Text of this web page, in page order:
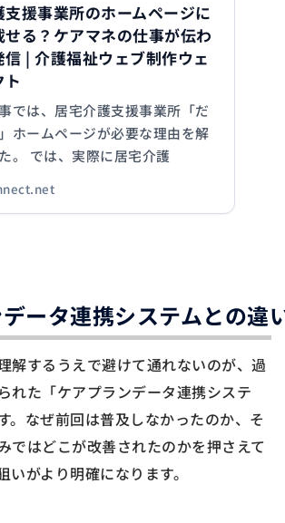
支援事業所のホームページに
せる？ケアマネの仕事が伝わ
信 | 介護福祉ウェブ制作ウェ
では、居宅介護支援事業所「だ
ホームページが必要な理由を解
。 では、実際に居宅介護
ータ連携システムとの違
解するうえで避けて通れないのが、過
れた「ケアプランデータ連携システ
。なぜ前回は普及しなかったのか、そ
ではどこが改善されたのかを押さえて
いがより明確になります。